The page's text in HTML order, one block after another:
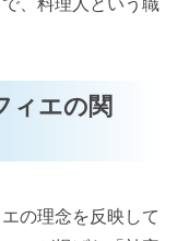
ィエの関
の理念を反映して